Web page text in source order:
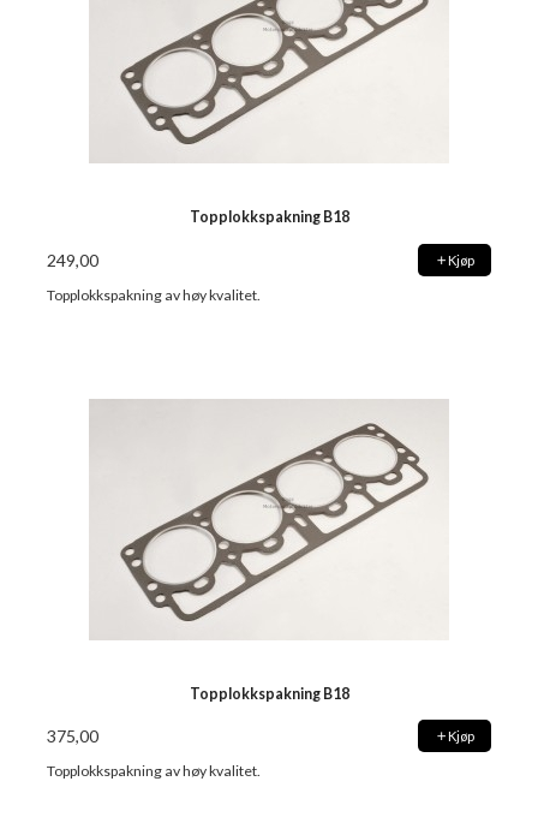
Topplokkspakning B18
249,00 Kjøp
Topplokkspakning av høy kvalitet.
Topplokkspakning B18
375,00 Kjøp
Topplokkspakning av høy kvalitet.